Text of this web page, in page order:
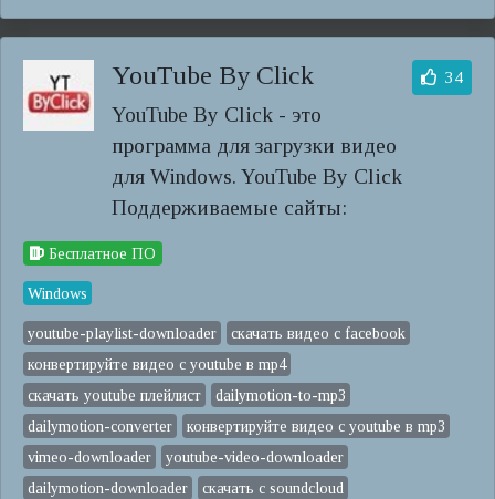
YouTube By Click
YouTube By Click - это
программа для загрузки видео
для Windows. YouTube By Click
Поддерживаемые сайты:
34
Бесплатное ПО
Windows
youtube-playlist-downloader
скачать видео с facebook
конвертируйте видео с youtube в mp4
скачать youtube плейлист
dailymotion-to-mp3
dailymotion-converter
конвертируйте видео с youtube в mp3
vimeo-downloader
youtube-video-downloader
dailymotion-downloader
скачать с soundcloud